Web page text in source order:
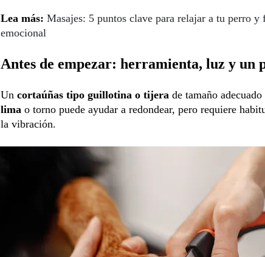
Lea más: Masajes: 5 puntos clave para relajar a tu perro
emocional
Antes de empezar: herramienta, luz y un
Un cortaúñas tipo guillotina o tijera de tamaño
lima o torno puede ayudar a redondear, pero requiere
la vibración.